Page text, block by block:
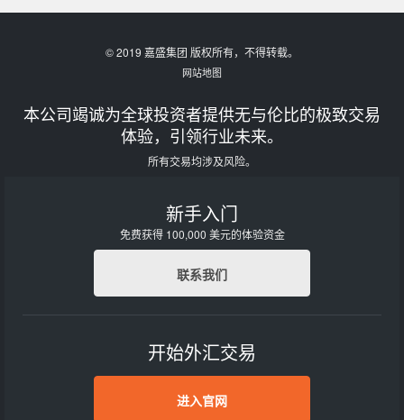
© 2019 嘉盛集团 版权所有，不得转载。
网站地图
本公司竭诚为全球投资者提供无与伦比的极致交易
体验，引领行业未来。
所有交易均涉及风险。
新手入门
免费获得 100,000 美元的体验资金
联系我们
开始外汇交易
进入官网